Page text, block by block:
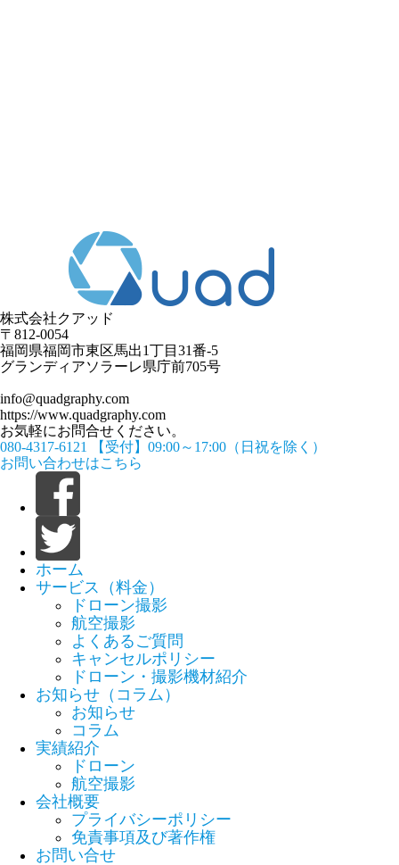
株式会社クアッド
〒812-0054
​福岡県福岡市東区馬出1丁目31番-5
グランディアソラーレ県庁前705号
info@quadgraphy.com
https://www.quadgraphy.com
お気軽にお問合せください。
080-4317-6121
【受付】09:00～17:00（日祝を除く）
お問い合わせはこちら
ホーム
サービス（料金）
ドローン撮影
航空撮影
よくあるご質問
キャンセルポリシー
ドローン・撮影機材紹介
お知らせ（コラム）
お知らせ
コラム
実績紹介
ドローン
航空撮影
会社概要
プライバシーポリシー
免責事項及び著作権
お問い合せ